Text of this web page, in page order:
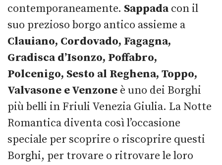
contemporaneamente. Sappadacon il
suo prezioso borgo antico assieme a
Clauiano, Cordovado, Fagagna,
Gradisca d’Isonzo, Poffabro,
Polcenigo, Sesto al Reghena, Toppo,
Valvasone e Venzone è uno dei Borghi
più belli in Friuli Venezia Giulia. La Notte
Romantica diventa così l’occasione
speciale per scoprire o riscoprire questi
Borghi, per trovare o ritrovare le loro